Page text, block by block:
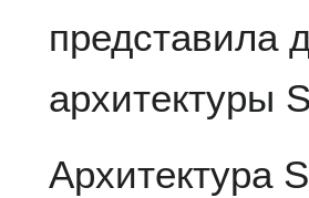
представила
архитектуры
Архитектура